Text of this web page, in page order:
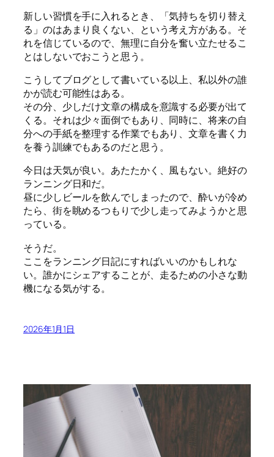
新しい習慣を手に入れるとき、「気持ちを切り替え
る」のはあまり良くない、という考え方がある。そ
れを信じているので、無理に自分を奮い立たせるこ
とはしないでおこうと思う。
こうしてブログとして書いている以上、私以外の誰
かが読む可能性はある。
その分、少しだけ文章の構成を意識する必要が出て
くる。それは少々面倒でもあり、同時に、将来の自
分への手紙を整理する作業でもあり、文章を書く力
を養う訓練でもあるのだと思う。
今日は天気が良い。あたたかく、風もない。絶好の
ランニング日和だ。
昼に少しビールを飲んでしまったので、酔いが冷め
たら、街を眺めるつもりで少し走ってみようかと思
っている。
そうだ。
ここをランニング日記にすればいいのかもしれな
い。誰かにシェアすることが、走るための小さな動
機になる気がする。
2026年1月1日